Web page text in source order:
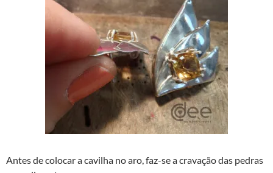
Antes de colocar a cavilha no aro, faz-se a cravação das pedras